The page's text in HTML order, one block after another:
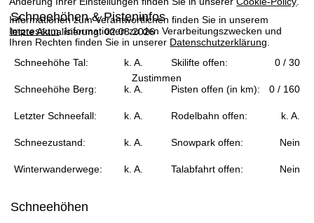
Informationen zum Verantwortlichen finden Sie in unserem
Impressum. Informationen zu den Verarbeitungszwecken und
Ihren Rechten finden Sie in unserer Datenschutzerklärung
Zustimmen
t
e
Schneehöhen & Pisteninfos
letzte Aktualisierung: 02.08.2026
Schneehöhe Tal: k. A. Skilifte offen: 0 / 30
Schneehöhe Berg: k. A. Pisten offen (in km): 0 / 160
Letzter Schneefall: k. A. Rodelbahn offen: k. A.
Schneezustand: k. A. Snowpark offen: Nein
Winterwanderwege: k. A. Talabfahrt offen: Nein
Schneehöhen